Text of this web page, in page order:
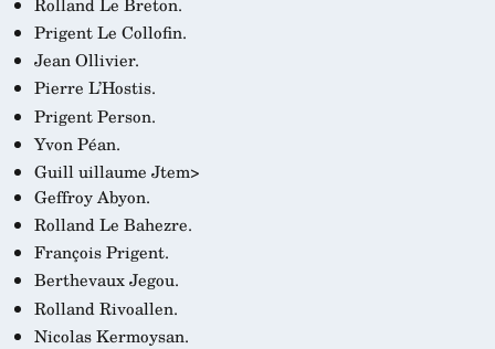
Prigent Le Collofin.
Jean Ollivier.
Pierre L’Hostis.
Prigent Person.
Yvon Péan.
Guilluillaume Jtem>
Geffroy Abyon.
Rolland Le Bahezre.
François Prigent.
Berthevaux Jegou.
Rolland Rivoallen.
Nicolas Kermoysan.